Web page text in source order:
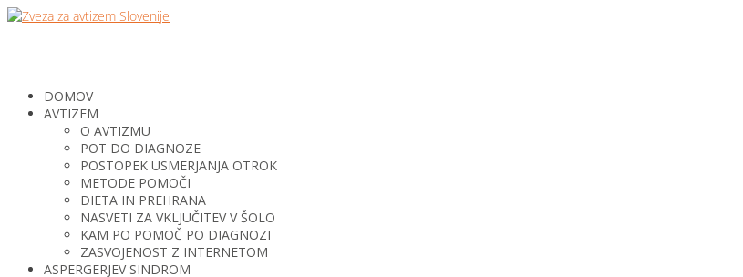
DOMOV
AVTIZEM
O AVTIZMU
POT DO DIAGNOZE
POSTOPEK USMERJANJA OTROK
METODE POMOČI
DIETA IN PREHRANA
NASVETI ZA VKLJUČITEV V ŠOLO
KAM PO POMOČ PO DIAGNOZI
ZASVOJENOST Z INTERNETOM
ASPERGERJEV SINDROM